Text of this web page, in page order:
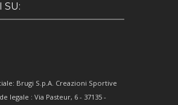
SU:
Brugi S.p.A. Creazioni Sportive
legale : Via Pasteur, 6 - 37135 -